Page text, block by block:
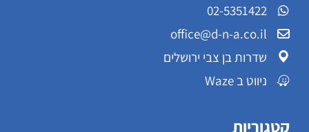
02-5351422
office@d-n-a.co.il
שדרות בן צבי ירושלים
ניווט ב Waze
קטגוריות